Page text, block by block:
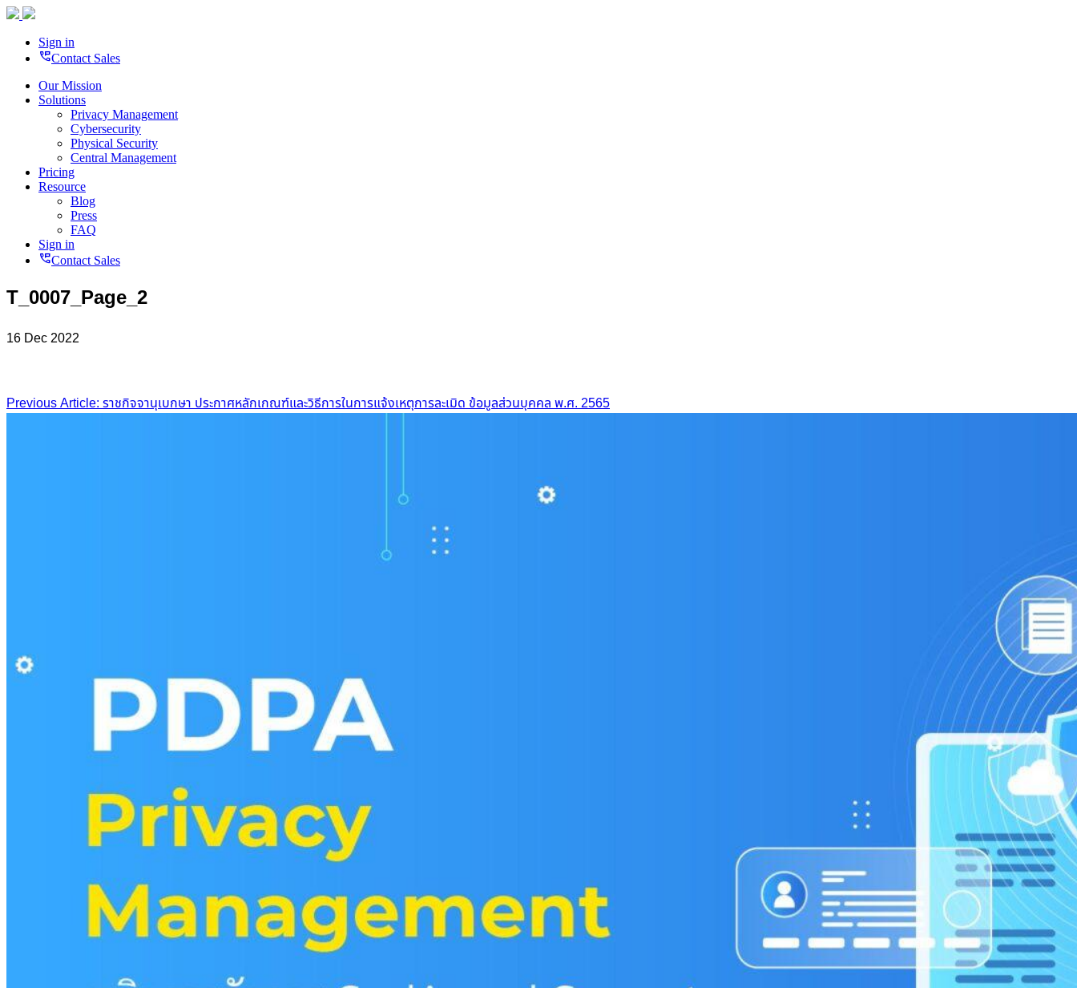
Sign in
perm_phone_msgContact Sales
Our Mission
Solutions
Privacy Management
Cybersecurity
Physical Security
Central Management
Pricing
Resource
Blog
Press
FAQ
Sign in
perm_phone_msgContact Sales
T_0007_Page_2
16 Dec 2022
Post
Previous Article: ราชกิจจานุเบกษา ประกาศหลักเกณฑ์และวิธีการในการแจ้งเหตุการละเมิด ข้อมูลส่วนบุคคล พ.ศ. 2565